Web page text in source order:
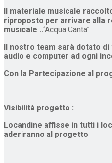
Il materiale musicale
riproposto per arrivare alla
musicale ..“Acqua Canta”
Il nostro team sarà dotato
audio e computer ad ogni
Con la Partecipazione al
Visibilità progetto :
Locandine affisse in tutti i
aderiranno al progetto